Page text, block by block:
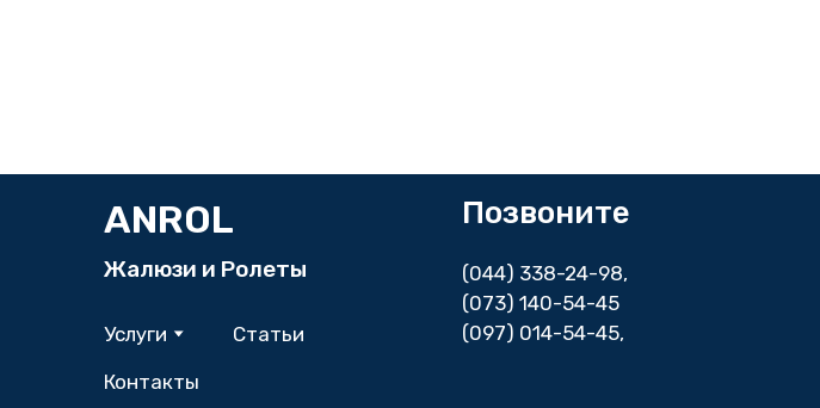
ANROL
Жалюзи и Ролеты
Услуги
Статьи
Контакты
Позвоните
(044) 338-24-98,
(073) 140-54-45
(097) 014-54-45,